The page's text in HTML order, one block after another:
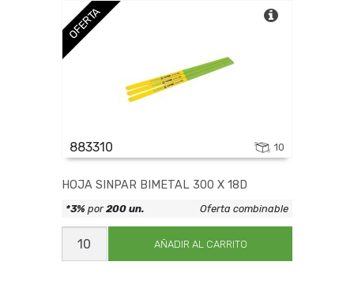
cantidad
OFERTA
883310 10
HOJA SINPAR BIMETAL 300 X 18D
HOJA
SINPAR
BIMETAL
AÑADIR AL CARRITO
*3%por200 un. Oferta combinable